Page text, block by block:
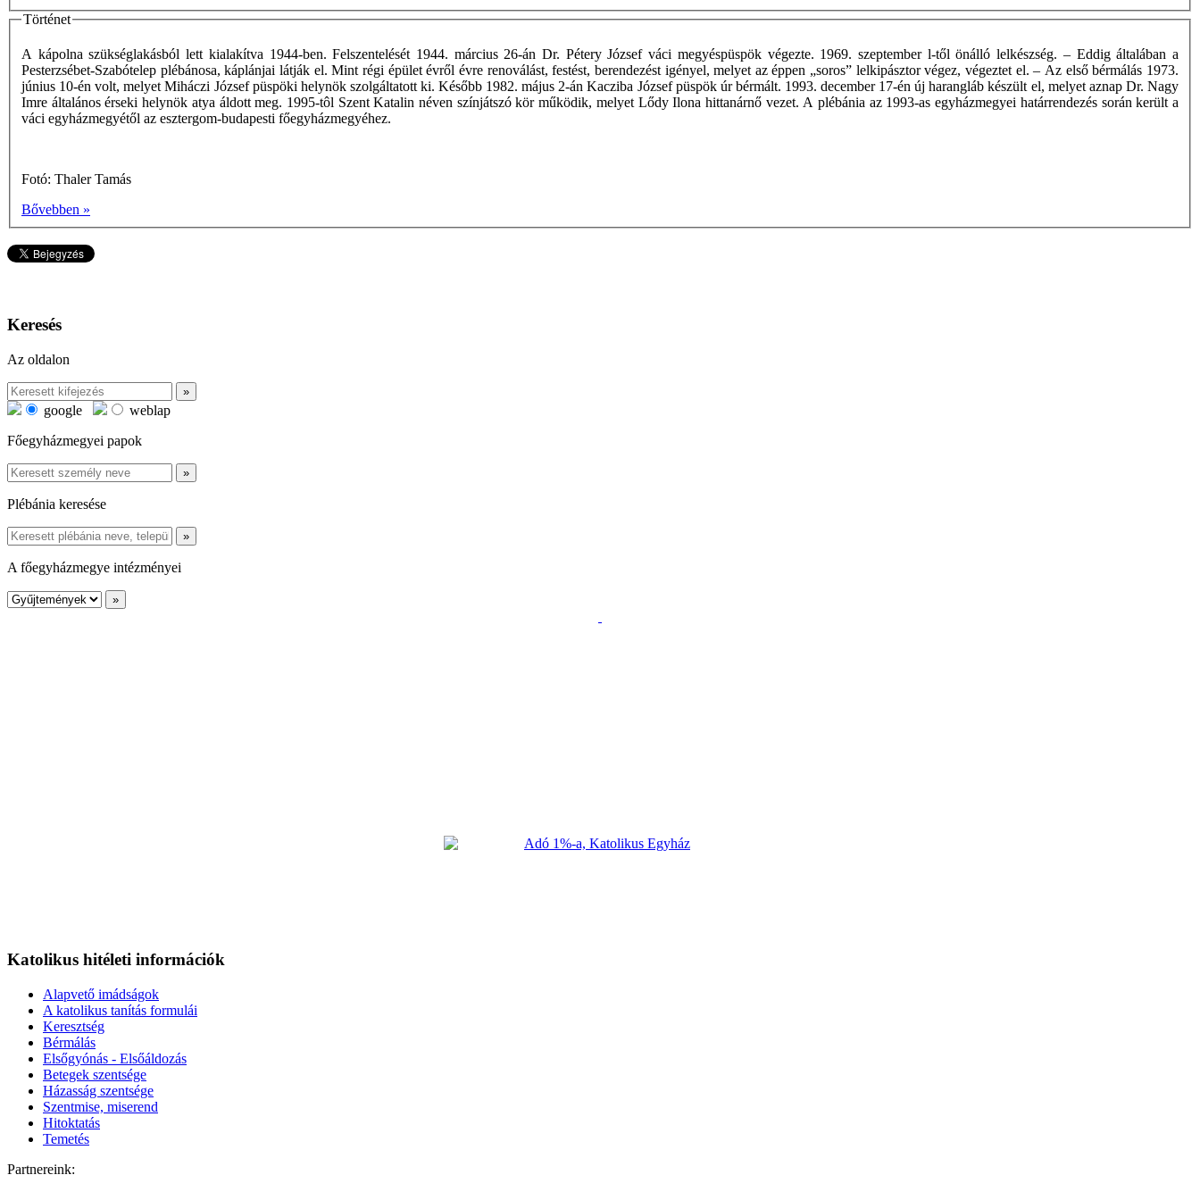
Történet
A kápolna szükséglakásból lett kialakítva 1944-ben. Felszentelését 1944. március 26-án Dr. Pétery József váci megyéspüspök végezte. 1969. szeptember l-től önálló lelkészség. – Eddig általában a
Pesterzsébet-Szabótelep plébánosa, káplánjai látják el. Mint régi épület évről évre renoválást, festést, berendezést igényel, melyet az éppen „soros” lelkipásztor végez, végeztet el. – Az első bérmálás 1973.
június 10-én volt, melyet Miháczi József püspöki helynök szolgáltatott ki. Később 1982. május 2-án Kacziba József püspök úr bérmált. 1993. december 17-én új harangláb készült el, melyet aznap Dr. Nagy
Imre általános érseki helynök atya áldott meg. 1995-tôl Szent Katalin néven színjátszó kör működik, melyet Lődy Ilona hittanárnő vezet. A plébánia az 1993-as egyházmegyei határrendezés során került a
váci egyházmegyétől az esztergom-budapesti főegyházmegyéhez.
Fotó: Thaler Tamás
Bővebben »
Keresés
Az oldalon
google
weblap
Főegyházmegyei papok
Plébánia keresése
A főegyházmegye intézményei
Katolikus hitéleti információk
Alapvető imádságok
A katolikus tanítás formulái
Keresztség
Bérmálás
Elsőgyónás - Elsőáldozás
Betegek szentsége
Házasság szentsége
Szentmise, miserend
Hitoktatás
Temetés
Partnereink: